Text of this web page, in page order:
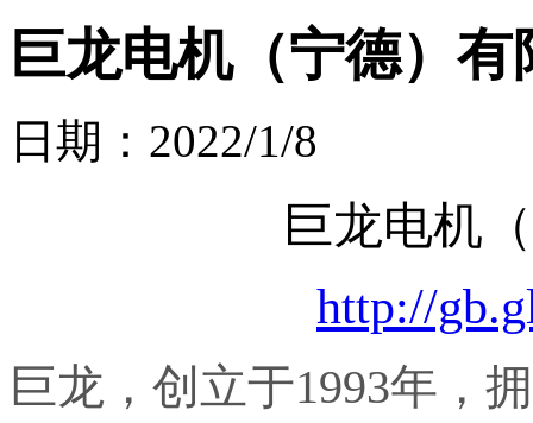
巨龙电机（宁德）有
日期：2022/1/8
巨龙电机
http://
巨龙，创立于1993年，